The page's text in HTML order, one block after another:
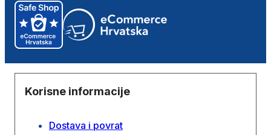
Korisne informacije
Dostava i povrat